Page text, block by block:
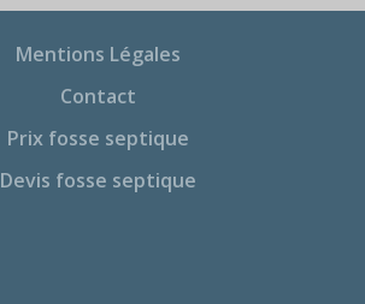
Mentions Légales
Contact
Prix fosse septique
Devis fosse septique